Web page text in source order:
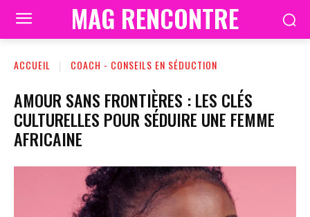
MAG RENCONTRE
ACCUEIL COACH - CONSEILS EN SÉDUCTION
AMOUR SANS FRONTIÈRES : LES CLÉS
CULTURELLES POUR SÉDUIRE UNE FEMME
AFRICAINE